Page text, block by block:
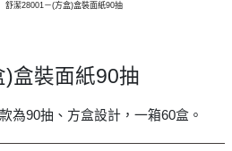
舒潔28001－(方盒)盒裝面紙90抽
盒裝面紙90抽
為90抽、方盒設計，一箱60盒。